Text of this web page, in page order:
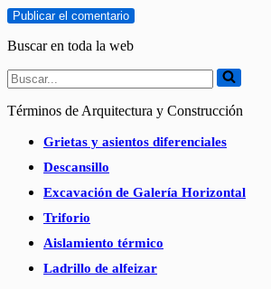
Buscar en toda la web
Buscar...
Términos de Arquitectura y Construcción
Grietas y asientos diferenciales
Descansillo
Excavación de Galería Horizontal
Triforio
Aislamiento térmico
Ladrillo de alfeizar